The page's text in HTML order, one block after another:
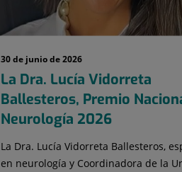
30 de junio de 2026
La Dra. Lucía Vidorreta
Ballesteros, Premio
Neurología 2026
La Dra. Lucía Vidorreta Ballesteros,
en neurología y Coordinadora de la